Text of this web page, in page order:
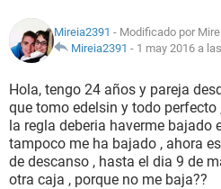
NUTRICIÓN
SEXUALIDAD
GLOSARIO
Mireia2391 - Modificado por
Mireia2391 - 1 may 2016 a
Hola, tengo 24 años y pareja
que tomo edelsin y todo
la regla deberia haverme bajado
tampoco me ha bajado , ahora
de descanso , hasta el dia 9 de
otra caja , porque no me baja??